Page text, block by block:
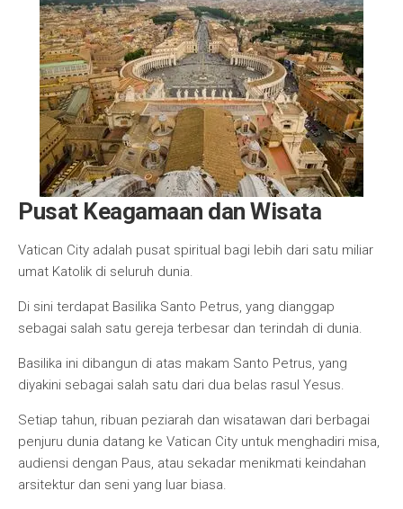
Pusat Keagamaan dan Wisata
Vatican City adalah pusat spiritual bagi lebih dari satu miliar
umat Katolik di seluruh dunia.
Di sini terdapat Basilika Santo Petrus, yang dianggap
sebagai salah satu gereja terbesar dan terindah di dunia.
Basilika ini dibangun di atas makam Santo Petrus, yang
diyakini sebagai salah satu dari dua belas rasul Yesus.
Setiap tahun, ribuan peziarah dan wisatawan dari berbagai
penjuru dunia datang ke Vatican City untuk menghadiri misa,
audiensi dengan Paus, atau sekadar menikmati keindahan
arsitektur dan seni yang luar biasa.